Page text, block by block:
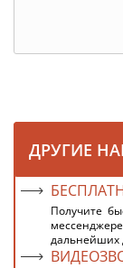
ДРУГИЕ
Получите
дальнейших